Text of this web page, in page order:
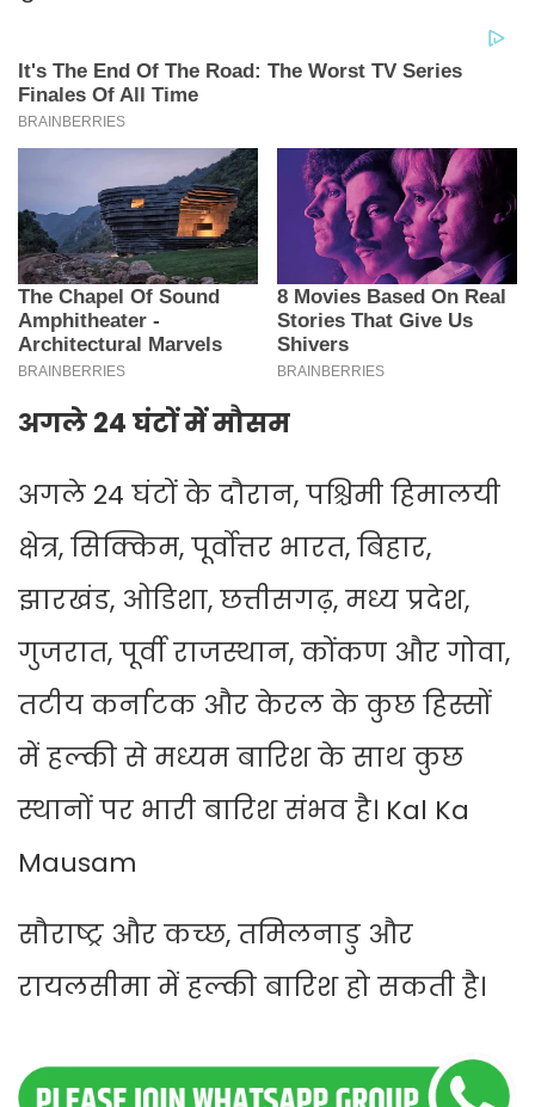
अगले 24 घंटों में मौसम
अगले 24 घंटों के दौरान, पश्चिमी हिमालयी
क्षेत्र, सिक्किम, पूर्वोत्तर भारत, बिहार,
झारखंड, ओडिशा, छत्तीसगढ़, मध्य प्रदेश,
गुजरात, पूर्वी राजस्थान, कोंकण और गोवा,
तटीय कर्नाटक और केरल के कुछ हिस्सों
में हल्की से मध्यम बारिश के साथ कुछ
स्थानों पर भारी बारिश संभव है। Kal Ka
Mausam
सौराष्ट्र और कच्छ, तमिलनाडु और
रायलसीमा में हल्की बारिश हो सकती है।